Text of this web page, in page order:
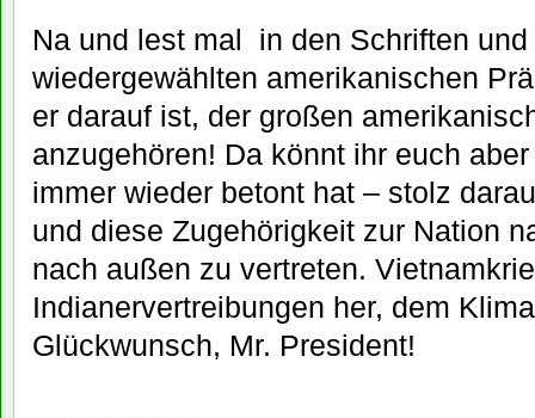
Na und lest mal in den Schriften
wiedergewählten amerikanischen
er darauf ist, der großen
anzugehören! Da könnt ihr euch
immer wieder betont hat – stolz
und diese Zugehörigkeit zur Nation
nach außen zu vertreten.
Indianervertreibungen her, dem
Glückwunsch, Mr. President!